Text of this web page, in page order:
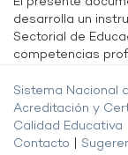
desarrolla un
Sectorial de
competencias
Sistema Nacional
Acreditación y
Calidad Educativa
Contacto